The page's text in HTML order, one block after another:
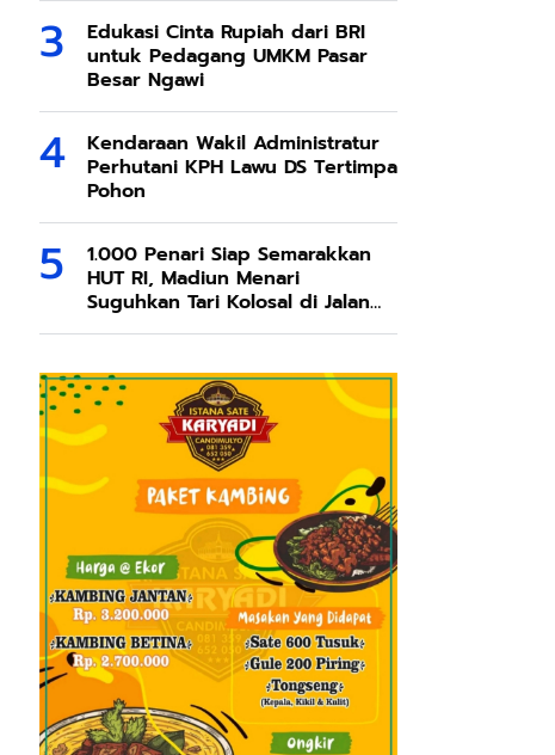
Edukasi Cinta Rupiah dari BRI
untuk Pedagang UMKM Pasar
Besar Ngawi
Kendaraan Wakil Administratur
Perhutani KPH Lawu DS Tertimpa
Pohon
1.000 Penari Siap Semarakkan
HUT RI, Madiun Menari
Suguhkan Tari Kolosal di Jalan
Pahlawan